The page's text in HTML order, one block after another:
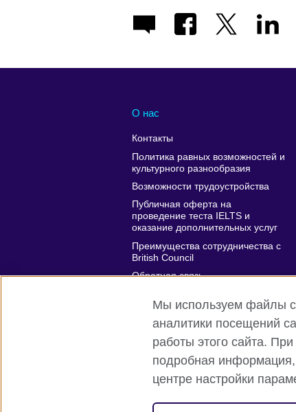
О нас
Контакты
Политика равных возможностей и
культурного разнообразия
Возможности трудоустройства
Публичная оферта на
проведение теста IELTS и
оказание дополнительных услуг
Преимущества сотрудничества с
British Council
Обратная связь
British Council глобально
Мы используем файлы
аналитики посещений
работы этого сайта.
подробная
центре настройки